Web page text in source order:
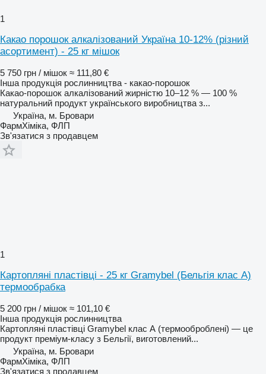
1
Какао порошок алкалізований Україна 10-12% (різний
асортимент) - 25 кг мішок
5 750 грн / мішок ≈ 111,80 €
Інша продукція рослинництва - какао-порошок
Какао-порошок алкалізований жирністю 10–12 % — 100 %
натуральний продукт українського виробництва з...
Україна, м. Бровари
ФармХіміка, ФЛП
Зв'язатися з продавцем
1
Картопляні пластівці - 25 кг Gramybel (Бельгія клас А)
термообрабка
5 200 грн / мішок ≈ 101,10 €
Інша продукція рослинництва
Картопляні пластівці Gramybel клас А (термооброблені) — це
продукт преміум-класу з Бельгії, виготовлений...
Україна, м. Бровари
ФармХіміка, ФЛП
Зв'язатися з продавцем